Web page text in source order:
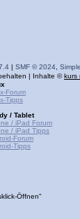
| SMF © 2024
| Inhalte ©kurs
Forum
Tipps
/ Tablet
/ iPad Forum
/ iPad Tipps
Forum
Tipps
Öffnen"